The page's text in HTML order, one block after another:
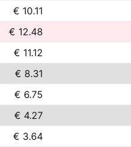
€ 10.11
€ 12.48
€ 11.12
€ 8.31
€ 6.75
€ 4.27
€ 3.64